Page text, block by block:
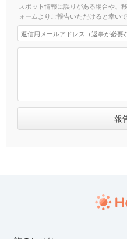
スポット情報に誤りがある場合や、
ォームよりご報告いただけると幸いで